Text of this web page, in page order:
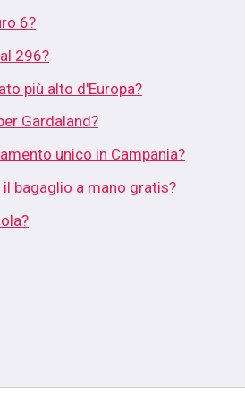
6?
296?
più alto d'Europa?
Gardaland?
unico in Campania?
bagaglio a mano gratis?